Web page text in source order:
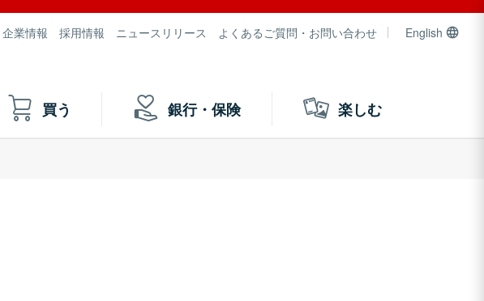
企業情報 採用情報 ニュースリリース よくあるご質問・お問い合わせ English
買う 銀行・保険 楽しむ